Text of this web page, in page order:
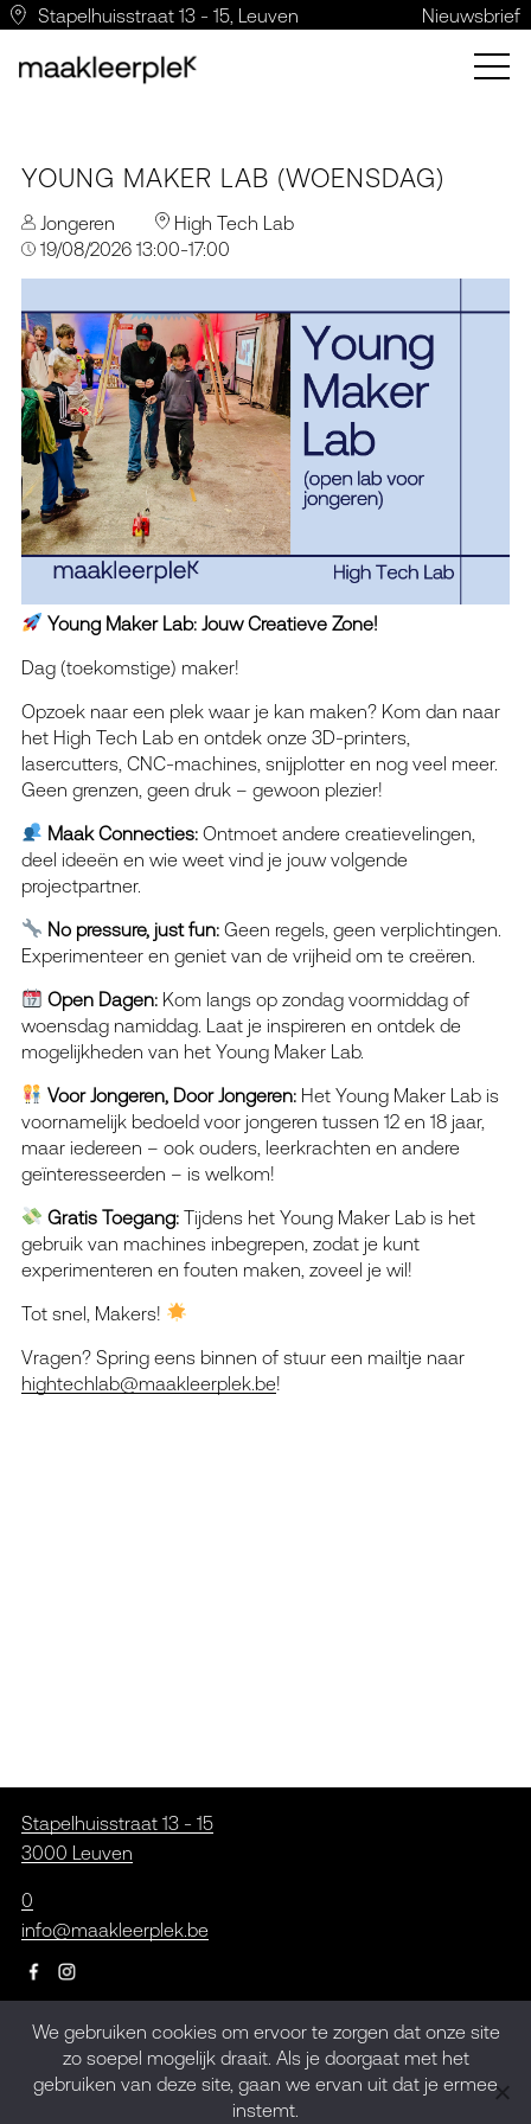
Stapelhuisstraat 13 - 15, Leuven Nieuwsbrief
YOUNG MAKER LAB (WOENSDAG)
Jongeren
High Tech Lab
19/08/2026 13:00-17:00
Young Maker Lab: Jouw Creatieve Zone!
Dag (toekomstige) maker!
Opzoek naar een plek waar je kan maken? Kom dan naar
het High Tech Lab en ontdek onze 3D-printers,
lasercutters, CNC-machines, snijplotter en nog veel meer.
Geen grenzen, geen druk – gewoon plezier!
Maak Connecties: Ontmoet andere creatievelingen,
deel ideeën en wie weet vind je jouw volgende
projectpartner.
No pressure, just fun: Geen regels, geen verplichtingen.
Experimenteer en geniet van de vrijheid om te creëren.
Open Dagen: Kom langs op zondag voormiddag of
woensdag namiddag. Laat je inspireren en ontdek de
mogelijkheden van het Young Maker Lab.
Voor Jongeren, Door Jongeren: Het Young Maker Lab is
voornamelijk bedoeld voor jongeren tussen 12 en 18 jaar,
maar iedereen – ook ouders, leerkrachten en andere
geïnteresseerden – is welkom!
Gratis Toegang: Tijdens het Young Maker Lab is het
gebruik van machines inbegrepen, zodat je kunt
experimenteren en fouten maken, zoveel je wil!
Tot snel, Makers!
Vragen? Spring eens binnen of stuur een mailtje naar
hightechlab@maakleerplek.be!
Stapelhuisstraat 13 - 15
3000 Leuven
0
info@maakleerplek.be
Inschrijven op de
nieuwsbrief
We gebruiken cookies om ervoor te zorgen dat onze site
zo soepel mogelijk draait. Als je doorgaat met het
gebruiken van deze site, gaan we ervan uit dat je ermee
instemt.